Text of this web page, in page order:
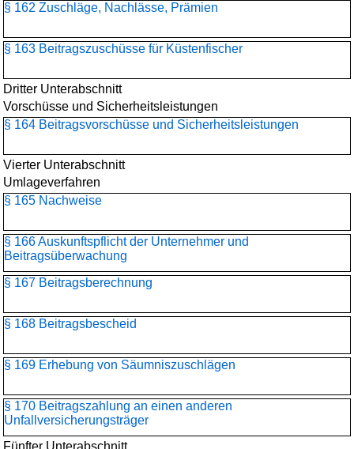
§ 162 Zuschläge, Nachlässe, Prämien
§ 163 Beitragszuschüsse für Küstenfischer
Dritter Unterabschnitt
Vorschüsse und Sicherheitsleistungen
§ 164 Beitragsvorschüsse und Sicherheitsleistungen
Vierter Unterabschnitt
Umlageverfahren
§ 165 Nachweise
§ 166 Auskunftspflicht der Unternehmer und
Beitragsüberwachung
§ 167 Beitragsberechnung
§ 168 Beitragsbescheid
§ 169 Erhebung von Säumniszuschlägen
§ 170 Beitragszahlung an einen anderen
Unfallversicherungsträger
Fünfter Unterabschnitt